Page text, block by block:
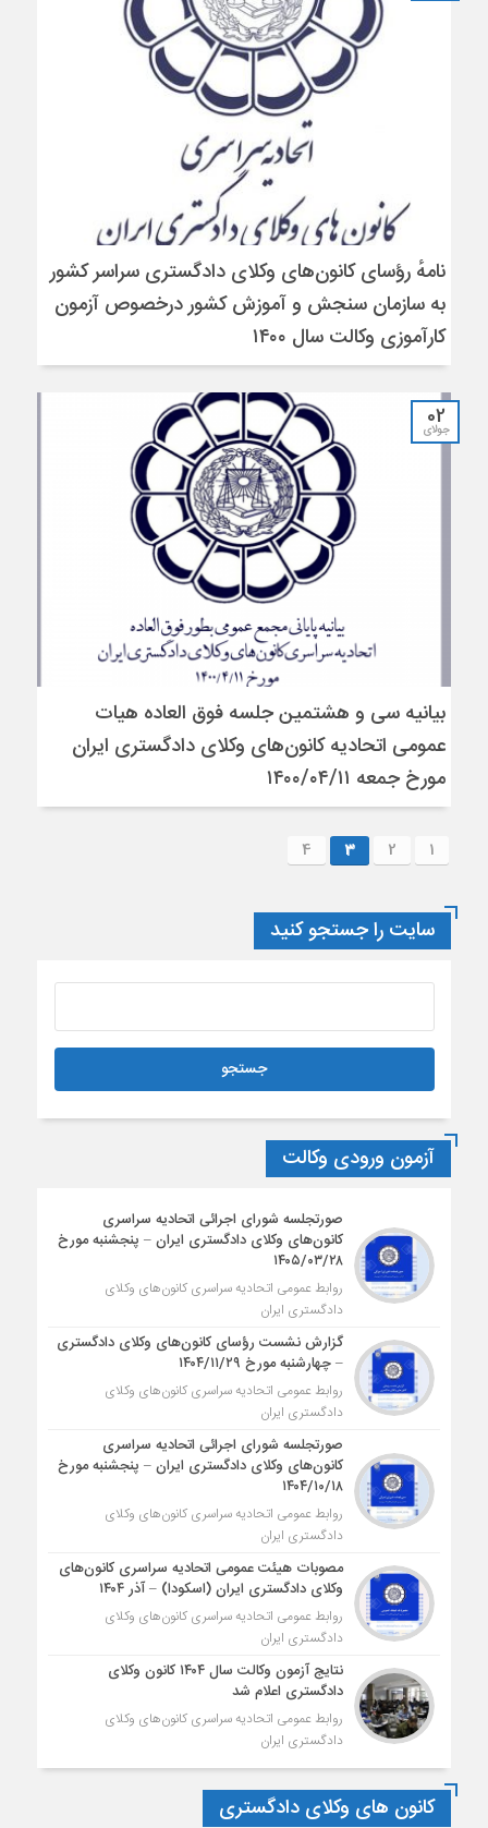
نامهٔ رؤسای کانون‌های وکلای دادگستری سراسر کشور
به سازمان سنجش و آموزش کشور درخصوص آزمون
کارآموزی وکالت سال ۱۴۰۰
02
جولای
بیانیه سی و هشتمین جلسه فوق العاده هیات
عمومی اتحادیه کانون‌های وکلای دادگستری ایران
مورخ جمعه ۱۴۰۰/۰۴/۱۱
1
2
3
4
سایت را جستجو کنید
آزمون ورودی وکالت
صورتجلسه شورای اجرائی اتحادیه سراسری
کانون‌های وکلای دادگستری ایران – پنجشنبه مورخ
۱۴۰۵/۰۳/۲۸
روابط عمومی اتحادیه سراسری کانون‌های وکلای
دادگستری ایران
گزارش نشست رؤسای کانون‌های وکلای دادگستری
– چهارشنبه مورخ ۱۴۰۴/۱۱/۲۹
روابط عمومی اتحادیه سراسری کانون‌های وکلای
دادگستری ایران
صورتجلسه شورای اجرائی اتحادیه سراسری
کانون‌های وکلای دادگستری ایران – پنجشنبه مورخ
۱۴۰۴/۱۰/۱۸
روابط عمومی اتحادیه سراسری کانون‌های وکلای
دادگستری ایران
مصوبات هیئت عمومی اتحادیه سراسری کانون‌های
وکلای دادگستری ایران (اسکودا) – آذر ۱۴۰۴
روابط عمومی اتحادیه سراسری کانون‌های وکلای
دادگستری ایران
نتایج آزمون وکالت سال ۱۴۰۴ کانون وکلای
دادگستری اعلام شد
روابط عمومی اتحادیه سراسری کانون‌های وکلای
دادگستری ایران
کانون های وکلای دادگستری